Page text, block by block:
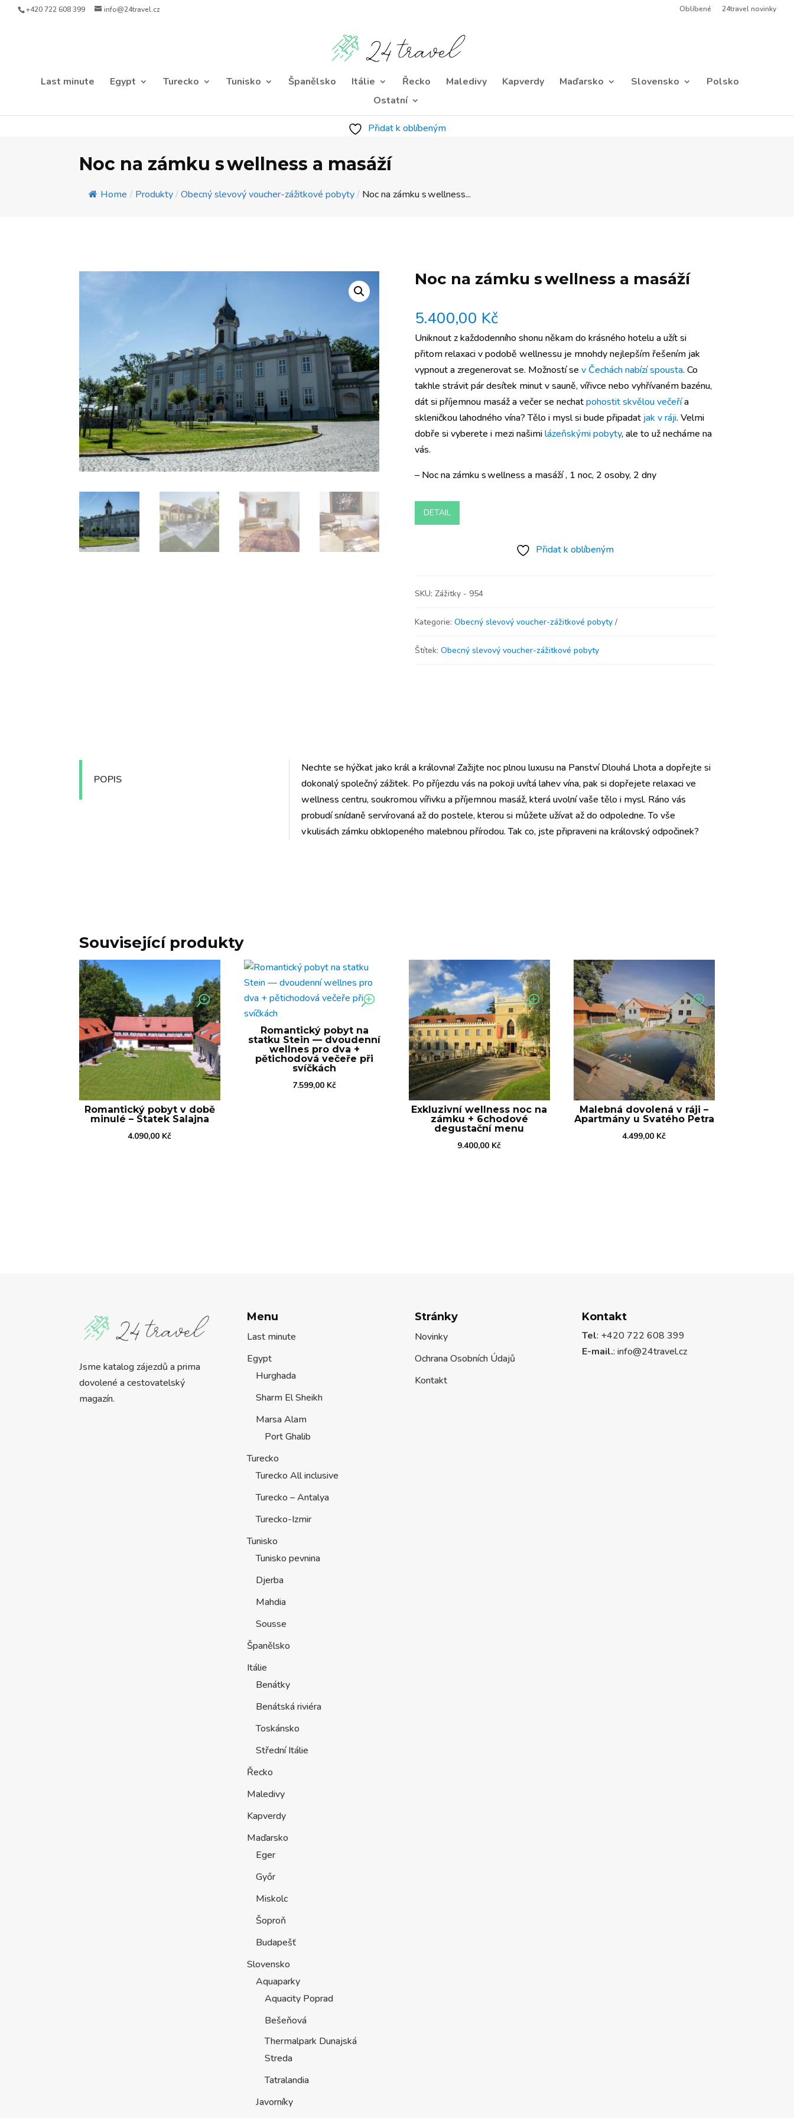
+420 722 608 399 info@24travel.cz Oblíbené 24travel novinky
Last minute Egypt Turecko Tunisko Španělsko Itálie Řecko Maledivy Kapverdy Maďarsko Slovensko
Polsko
Ostatní
Přidat k oblíbeným
Noc na zámku s wellness a masáží
Home / Produkty / Obecný slevový voucher-zážitkové pobyty / Noc na zámku s wellness...
Noc na zámku s wellness a masáží
5.400,00 Kč
Uniknout z každodenního shonu někam do krásného hotelu a užít si
přitom relaxaci v podobě wellnessu je mnohdy nejlepším řešením jak
vypnout a zregenerovat se. Možností se v Čechách nabízí spousta. Co
takhle strávit pár desítek minut v sauně, vířivce nebo vyhřívaném bazénu,
dát si příjemnou masáž a večer se nechatpohostit skvělou večeřía
skleničkou lahodného vína? Tělo i mysl si bude připadat jak v ráji. Velmi
dobře si vyberete i mezi našimilázeňskými pobyty, ale to už necháme na
vás.
– Noc na zámku s wellness a masáží , 1 noc, 2 osoby, 2 dny
DETAIL
Přidat k oblíbeným
SKU: Zážitky - 954
Kategorie: Obecný slevový voucher-zážitkové pobyty
Štítek: Obecný slevový voucher-zážitkové pobyty
POPIS
Nechte se hýčkat jako král a královna! Zažijte noc plnou luxusu na Panství Dlouhá Lhota a dopřejte si
dokonalý společný zážitek. Po příjezdu vás na pokoji uvítá lahev vína, pak si dopřejete relaxaci ve
wellness centru, soukromou vířivku a příjemnou masáž, která uvolní vaše tělo i mysl. Ráno vás
probudí snídaně servírovaná až do postele, kterou si můžete užívat až do odpoledne. To vše
v kulisách zámku obklopeného malebnou přírodou. Tak co, jste připraveni na královský odpočinek?
Související produkty
Romantický pobyt v době
minulé – Statek Salajna
4.090,00 Kč
Romantický pobyt na
statku Stein — dvoudenní
wellnes pro dva +
pětichodová večeře při
svíčkách
7.599,00 Kč
Exkluzivní wellness noc na
zámku + 6chodové
degustační menu
9.400,00 Kč
Malebná dovolená v ráji –
Apartmány u Svatého Petra
4.499,00 Kč
Jsme katalog zájezdů a prima
dovolené a cestovatelský
magazín.
Menu
Last minute
Egypt
Hurghada
Sharm El Sheikh
Marsa Alam
Port Ghalib
Turecko
Turecko All inclusive
Turecko – Antalya
Turecko-Izmir
Tunisko
Tunisko pevnina
Djerba
Mahdia
Sousse
Španělsko
Itálie
Benátky
Benátská riviéra
Toskánsko
Střední Itálie
Řecko
Maledivy
Kapverdy
Maďarsko
Eger
Győr
Miskolc
Šoproň
Budapešť
Slovensko
Aquaparky
Aquacity Poprad
Bešeňová
Thermalpark Dunajská
Streda
Tatralandia
Javorníky
Stránky
Novinky
Ochrana Osobních Údajů
Kontakt
Kontakt
Tel: +420 722 608 399
E-mail.:info@24travel.cz